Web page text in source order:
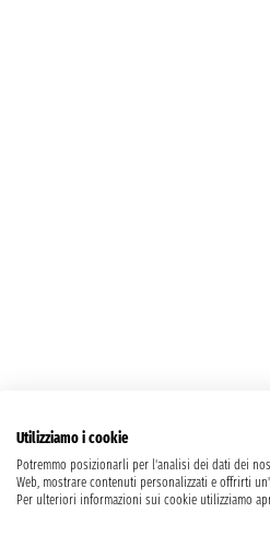
Utilizziamo i cookie
Potremmo posizionarli per l'analisi dei dati dei
Web, mostrare contenuti personalizzati e offrirti
Per ulteriori informazioni sui cookie utilizziamo